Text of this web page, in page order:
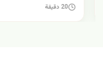
20 دقيقة